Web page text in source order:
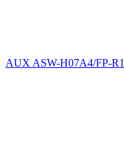
AUX ASW-H07A4/FP-